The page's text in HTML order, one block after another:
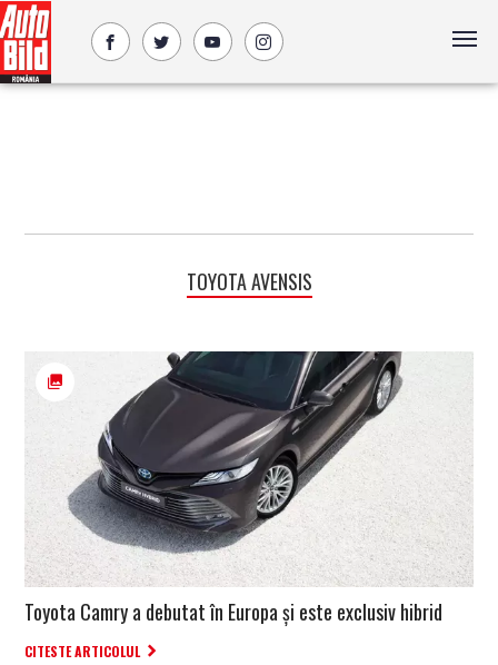
TOYOTA AVENSIS
Toyota Camry a debutat în Europa și este exclusiv hibrid
CITESTE ARTICOLUL